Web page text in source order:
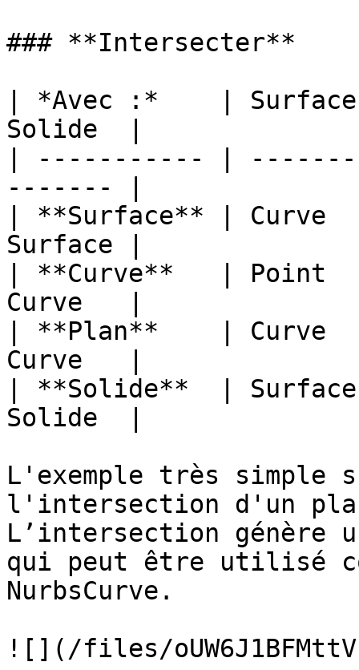
### **Intersecter**
| *Avec :*    |
Solide  |
| ----------- |
------- |
| **Surface** |
Surface |
| **Curve**   |
Curve   |
| **Plan**    |
Curve   |
| **Solide**  |
Solide  |
L'exemple très
l'intersection d'un plan
L’intersection génère
qui peut être utilisé
NurbsCurve.
![](/files/